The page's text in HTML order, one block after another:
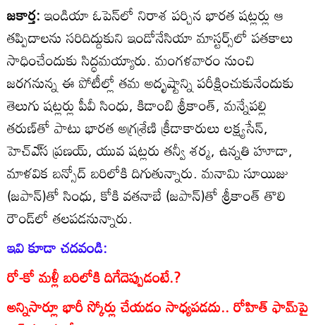
జకార్త:ఇండియా ఓపెన్‌లో నిరాశ పర్చిన భారత షట్లర్లు ఆ
తప్పిదాలను సరిదిద్దుకుని ఇండోనేసియా మాస్టర్స్‌లో పతకాలు
సాధించేందుకు సిద్ధమయ్యారు. మంగళవారం నుంచి
జరగనున్న ఈ పోటీల్లో తమ అదృష్టాన్ని పరీక్షించుకునేందుకు
తెలుగు షట్లర్లు పీవీ సింధు, కిడాంబి శ్రీకాంత్‌, మన్నేపల్లి
తరుణ్‌తో పాటు భారత అగ్రశ్రేణి క్రీడాకారులు లక్ష్యసేన్‌,
హెచ్‌ఎ్‌స ప్రణయ్‌, యువ షట్లరు తన్వీ శర్మ, ఉన్నతి హూడా,
మాళవిక బన్సోద్‌ బరిలోకి దిగుతున్నారు. మనామి సూయిజు
(జపాన్‌)తో సింధు, కోకి వతనాబే (జపాన్‌)తో శ్రీకాంత్‌ తొలి
రౌండ్‌లో తలపడనున్నారు.
ఇవి కూడా చదవండి:
రో-కో మళ్లీ బరిలోకి దిగేదెప్పుడంటే.?
అన్నిసార్లూ భారీ స్కోర్లు చేయడం సాధ్యపడదు.. రోహిత్ ఫామ్‌పై